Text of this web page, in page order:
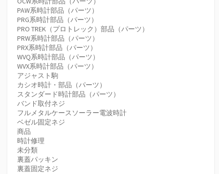
PAW系時計部品（パーツ）
PRG系時計部品（パーツ）
PRO TREK（プロトレック）部品（パーツ）
PRW系時計部品（パーツ）
PRX系時計部品（パーツ）
WVQ系時計部品（パーツ）
WVX系時計部品（パーツ）
アジャスト駒
カシオ時計・部品（パーツ）
スタンダード時計部品（パーツ）
バンド取付ネジ
フルメタルケースソーラー電波時計
ベゼル固定ネジ
商品
時計修理
未分類
裏蓋パッキン
裏蓋固定ネジ